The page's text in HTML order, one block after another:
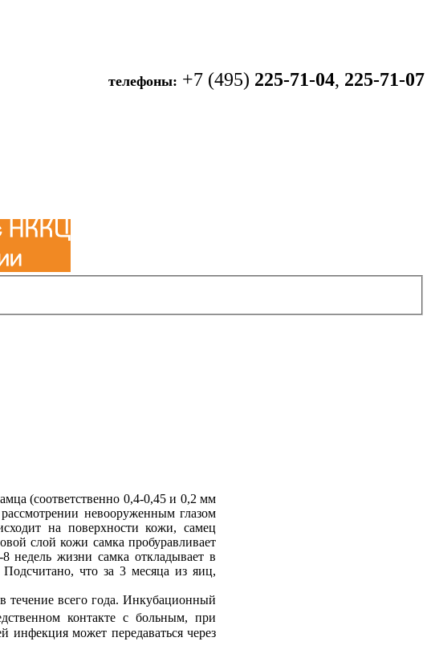
телефоны: +7 (495) 225-71-04, 225-71-07
(соответственно 0,4-0,45 и 0,2 мм
невооруженным глазом
на поверхности кожи, самец
слой кожи самка пробуравливает
недель жизни самка откладывает в
что за 3 месяца из яиц,
течение всего года. Инкубационный
контакте с больным, при
инфекция может передаваться через